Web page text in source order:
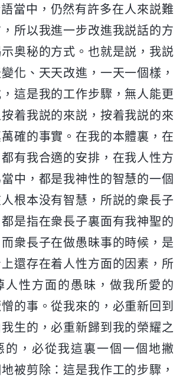
當中，仍然有許多在人來説難
所以我進一步改進我説話的方
奥秘的方式。也就是説，我説
化、天天改進，一天一個樣，
這是我的工作步驟，無人能更
着我説的來説，按着我説的來
確的事實。在我的本體裏，在
有我合適的安排，在我人性方
中，都是我神性的智慧的一個
根本没有智慧，所説的衆長子
是指在衆長子裏面有我神聖的
衆長子在做愚昧事的時候，是
還存在着人性方面的因素，所
人性方面的愚昧，做我所愛的
的事。從我來的，必重新回到
生的，必重新歸到我的榮耀之
的，必從我這裏一個一個地撇
被剪除：這是我作工的步驟，